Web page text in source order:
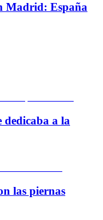
Madrid: España
a la
las piernas